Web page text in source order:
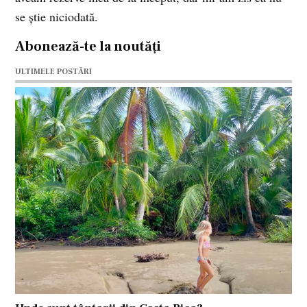
se ştie niciodată.
Abonează-te la noutăți
ULTIMELE POSTĂRI